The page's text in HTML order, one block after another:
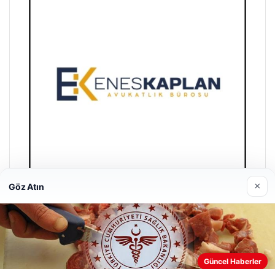
Enes Kaplan Avukatlık Bürosu
28/04/2026
Göz Atın ×
Güncel Haberler